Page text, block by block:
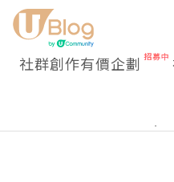
社群創作有價企劃